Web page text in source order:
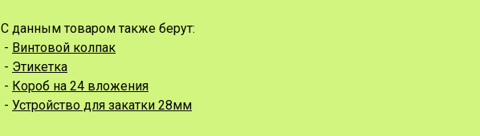
С данным товаром также берут:
- Винтовой колпак
- Этикетка
- Короб на 24 вложения
- Устройство для закатки 28мм